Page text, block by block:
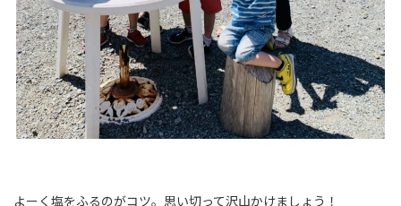
よーく塩をふるのがコツ。思い切って沢山かけましょう！